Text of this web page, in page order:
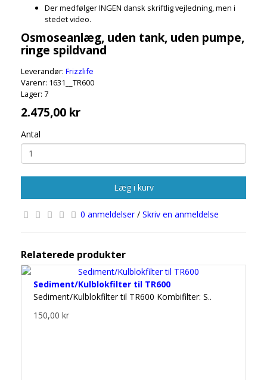
Der medfølger INGEN dansk skriftlig vejledning, men i
stedet video.
Osmoseanlæg, uden tank, uden pumpe,
ringe spildvand
Leverandør: Frizzlife
Varenr: 1631__TR600
Lager: 7
2.475,00 kr
Antal
Læg i kurv
0 anmeldelser/ Skriv en anmeldelse
Relaterede produkter
Sediment/Kulblokfilter til TR600
Sediment/Kulblokfilter til TR600 Kombifilter: S..
150,00 kr